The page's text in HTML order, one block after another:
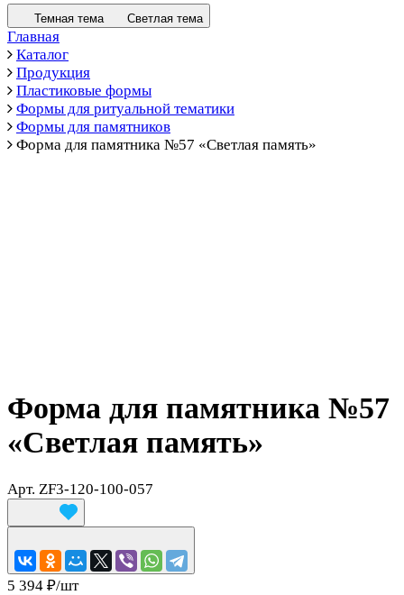
Темная тема Светлая тема
Главная
Каталог
Продукция
Пластиковые формы
Формы для ритуальной тематики
Формы для памятников
Форма для памятника №57 «Светлая память»
Форма для памятника №57
«Светлая память»
Арт. ZF3-120-100-057
5 394 ₽/шт